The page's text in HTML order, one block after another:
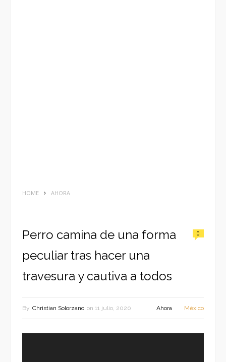
HOME AHORA
Perro camina de una forma
peculiar tras hacer una
travesura y cautiva a todos
0
By Christian Solorzano on 11 julio, 2020 Ahora México